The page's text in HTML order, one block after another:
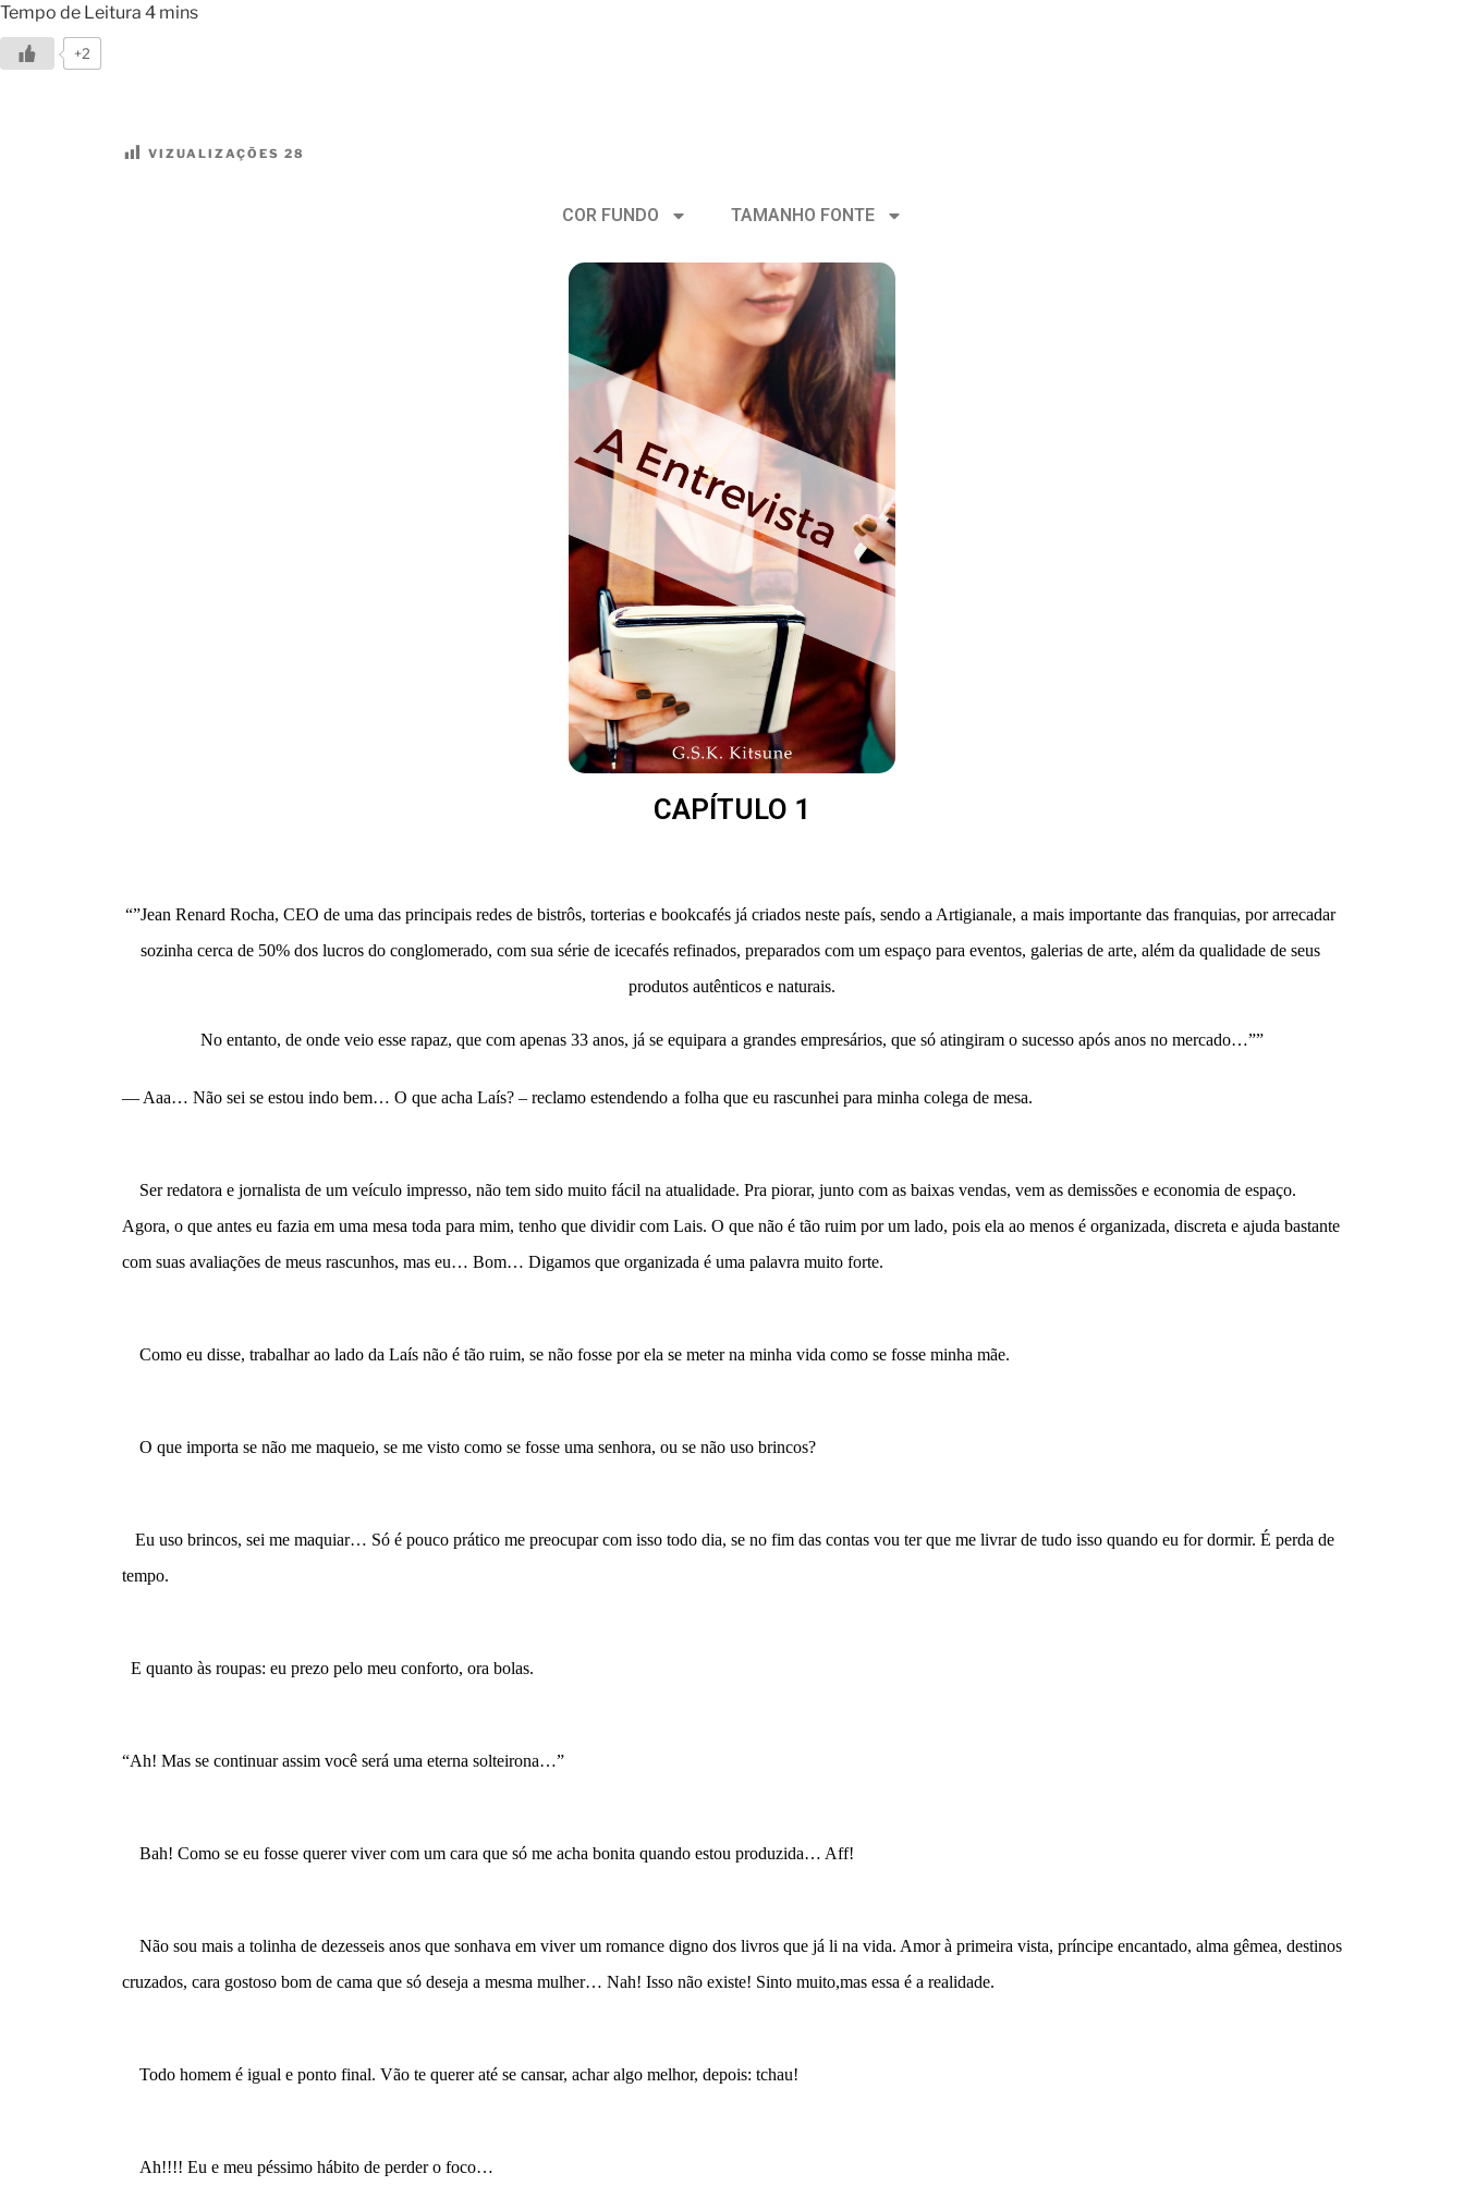
+2
VIZUALIZAÇÕES 28
COR FUNDO TAMANHO FONTE
CAPÍTULO 1
“”Jean Renard Rocha, CEO de uma das principais redes de bistrôs, torterias e bookcafés já criados neste país, sendo a Artigianale, a mais importante das franquias, por arrecadar
sozinha cerca de 50% dos lucros do conglomerado, com sua série de icecafés refinados, preparados com um espaço para eventos, galerias de arte, além da qualidade de seus
produtos autênticos e naturais.
No entanto, de onde veio esse rapaz, que com apenas 33 anos, já se equipara a grandes empresários, que só atingiram o sucesso após anos no mercado…””
— Aaa… Não sei se estou indo bem… O que acha Laís? – reclamo estendendo a folha que eu rascunhei para minha colega de mesa.
Ser redatora e jornalista de um veículo impresso, não tem sido muito fácil na atualidade. Pra piorar, junto com as baixas vendas, vem as demissões e economia de espaço.
Agora, o que antes eu fazia em uma mesa toda para mim, tenho que dividir com Lais. O que não é tão ruim por um lado, pois ela ao menos é organizada, discreta e ajuda bastante
com suas avaliações de meus rascunhos, mas eu… Bom… Digamos que organizada é uma palavra muito forte.
Como eu disse, trabalhar ao lado da Laís não é tão ruim, se não fosse por ela se meter na minha vida como se fosse minha mãe.
O que importa se não me maqueio, se me visto como se fosse uma senhora, ou se não uso brincos?
Eu uso brincos, sei me maquiar… Só é pouco prático me preocupar com isso todo dia, se no fim das contas vou ter que me livrar de tudo isso quando eu for dormir. É perda de
tempo.
E quanto às roupas: eu prezo pelo meu conforto, ora bolas.
“Ah! Mas se continuar assim você será uma eterna solteirona…”
Bah! Como se eu fosse querer viver com um cara que só me acha bonita quando estou produzida… Aff!
Não sou mais a tolinha de dezesseis anos que sonhava em viver um romance digno dos livros que já li na vida. Amor à primeira vista, príncipe encantado, alma gêmea, destinos
cruzados, cara gostoso bom de cama que só deseja a mesma mulher… Nah! Isso não existe! Sinto muito,mas essa é a realidade.
Todo homem é igual e ponto final. Vão te querer até se cansar, achar algo melhor, depois: tchau!
Ah!!!! Eu e meu péssimo hábito de perder o foco…